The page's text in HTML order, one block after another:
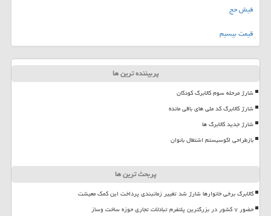
فیش حج
قیمت بیسیم
پربیننده ترین ها
شارژ مرحله سوم کالابرگ کودکان
شارژ کالابرگ کد ملی های باقی مانده
شارژ جدید کالابرگ ها
بازطراحی اکوسیستم اشتغال بانوان
پربحث ترین ها
کالابرگ برخی خانوارها شارژ شد تغییر زمانبندی پرداخت این کمک معیشت
حضور ۷ کشور در بزرگترین پلتفرم تبادلات تجاری حوزه ساخت وساز